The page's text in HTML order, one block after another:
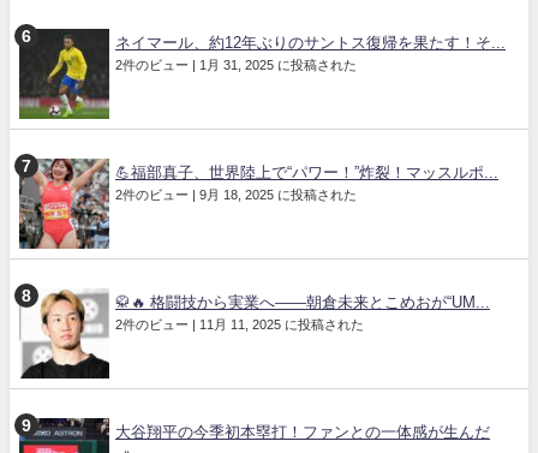
ネイマール、約12年ぶりのサントス復帰を果たす！そ...
2件のビュー 1月 31, 2025 に投稿された
💪福部真子、世界陸上で“パワー！”炸裂！マッスルポ...
2件のビュー 9月 18, 2025 に投稿された
🥋🔥 格闘技から実業へ――朝倉未来とこめおが“UM...
2件のビュー 11月 11, 2025 に投稿された
大谷翔平の今季初本塁打！ファンとの一体感が生んだ